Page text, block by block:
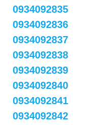
0934092835
0934092836
0934092837
0934092838
0934092839
0934092840
0934092841
0934092842